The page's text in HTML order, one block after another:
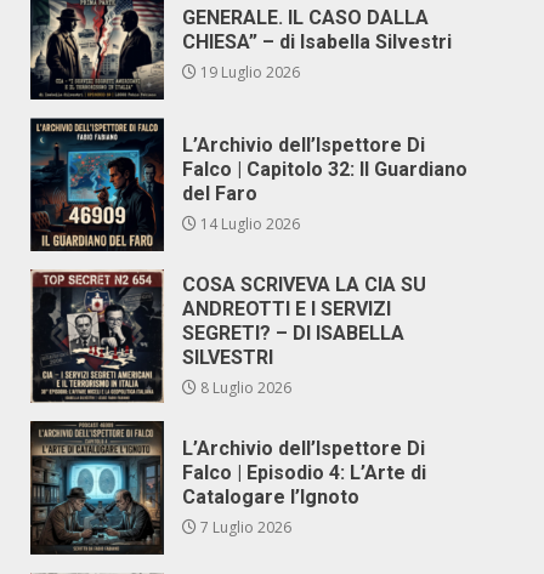
GENERALE. IL CASO DALLA
CHIESA” – di Isabella Silvestri
19 Luglio 2026
L’Archivio dell’Ispettore Di
Falco | Capitolo 32: Il Guardiano
del Faro
14 Luglio 2026
COSA SCRIVEVA LA CIA SU
ANDREOTTI E I SERVIZI
SEGRETI? – DI ISABELLA
SILVESTRI
8 Luglio 2026
L’Archivio dell’Ispettore Di
Falco | Episodio 4: L’Arte di
Catalogare l’Ignoto
7 Luglio 2026